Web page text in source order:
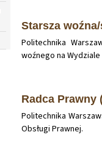
Starsza
Politechnika
woźnego na
Radca Prawny
Politechnika
Obsługi Prawnej.